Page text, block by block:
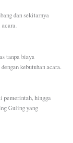
dan sekitarnya
tanpa biaya
kebutuhan acara.
pemerintah, hingga
Guling yang